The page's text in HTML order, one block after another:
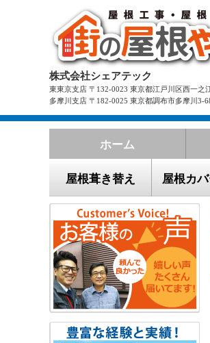
株式会社シェアテック
東東京支店 〒132-0023 東京都江戸川区西一之
多摩川支店 〒182-0025 東京都調布市多摩川3-
ホーム
屋根葺き替え 屋根カ